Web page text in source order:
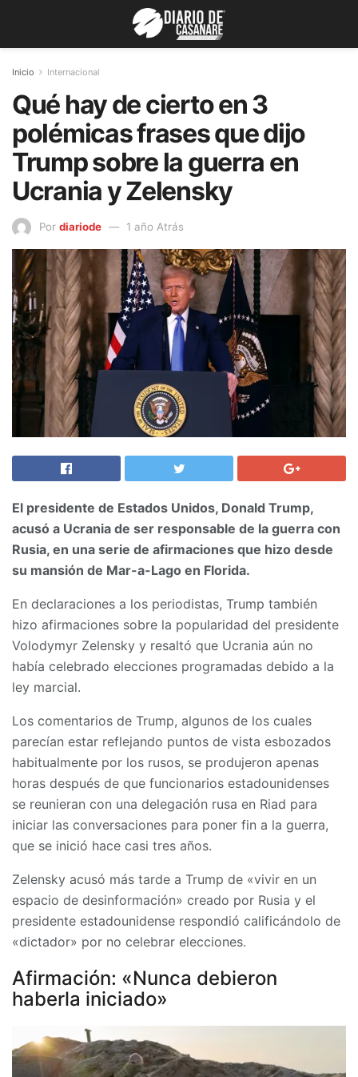
Inicio Internacional
Qué hay de cierto en 3
polémicas frases que dijo
Trump sobre la guerra en
Ucrania y Zelensky
Por diariode 1 año Atrás
El presidente de Estados Unidos, Donald Trump,
acusó a Ucrania de ser responsable de la guerra con
Rusia, en una serie de afirmaciones que hizo desde
su mansión de Mar-a-Lago en Florida.
En declaraciones a los periodistas, Trump también
hizo afirmaciones sobre la popularidad del presidente
Volodymyr Zelensky y resaltó que Ucrania aún no
había celebrado elecciones programadas debido a la
ley marcial.
Los comentarios de Trump, algunos de los cuales
parecían estar reflejando puntos de vista esbozados
habitualmente por los rusos, se produjeron apenas
horas después de que funcionarios estadounidenses
se reunieran con una delegación rusa en Riad para
iniciar las conversaciones para poner fin a la guerra,
que se inició hace casi tres años.
Zelensky acusó más tarde a Trump de «vivir en un
espacio de desinformación» creado por Rusia y el
presidente estadounidense respondió calificándolo de
«dictador» por no celebrar elecciones.
Afirmación: «Nunca debieron
haberla iniciado»